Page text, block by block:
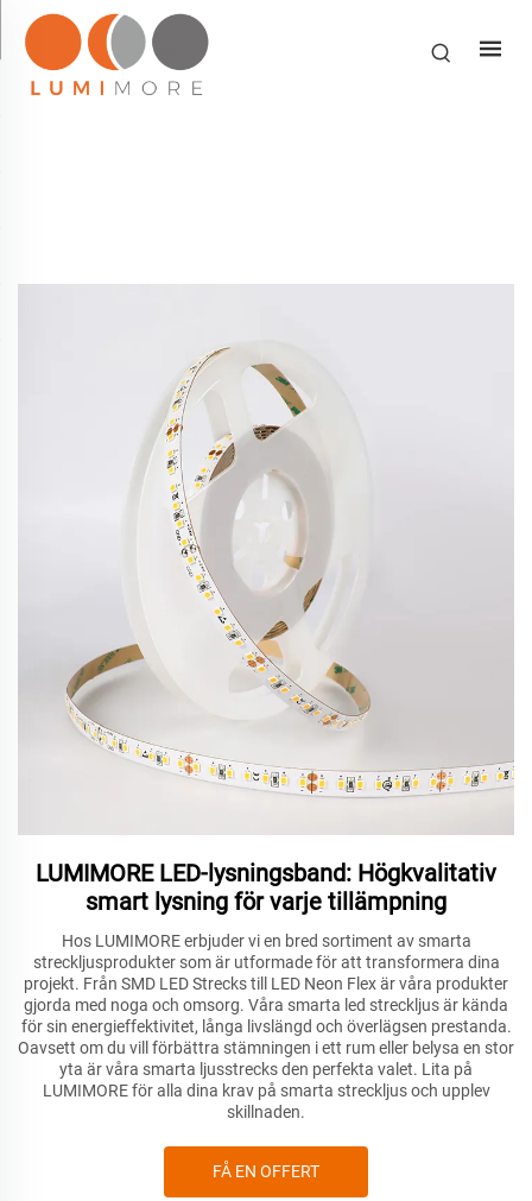
LUMIMORE LED-lysningsband: Högkvalitativ
smart lysning för varje tillämpning
Hos LUMIMORE erbjuder vi en bred sortiment av smarta
streckljusprodukter som är utformade för att transformera dina
projekt. Från SMD LED Strecks till LED Neon Flex är våra produkter
gjorda med noga och omsorg. Våra smarta led streckljus är kända
för sin energieffektivitet, långa livslängd och överlägsen prestanda.
Oavsett om du vill förbättra stämningen i ett rum eller belysa en stor
yta är våra smarta ljusstrecks den perfekta valet. Lita på
LUMIMORE för alla dina krav på smarta streckljus och upplev
skillnaden.
FÅ EN OFFERT